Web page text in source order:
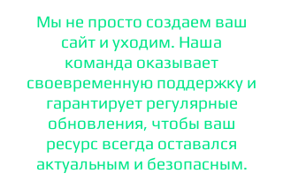
Мы не просто создаем ваш
сайт и уходим. Наша
команда оказывает
своевременную поддержку и
гарантирует регулярные
обновления, чтобы ваш
ресурс всегда оставался
актуальным и безопасным.